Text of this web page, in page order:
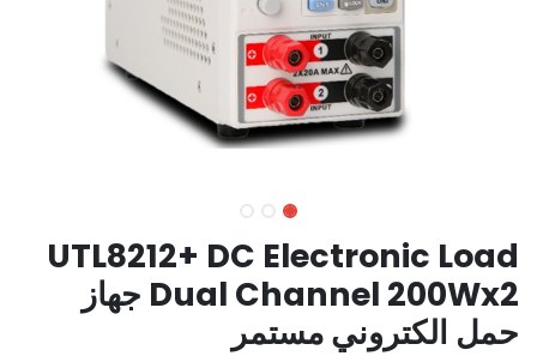
UTL8212+ DC Electronic Load
Dual Channel 200Wx2 جهاز
حمل الكتروني مستمر